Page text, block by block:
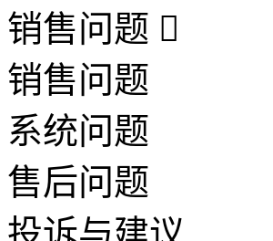
销售问题
销售问题
系统问题
售后问题
投诉与建议